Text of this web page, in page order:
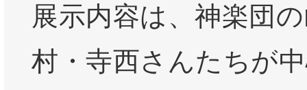
展示内容は、神楽団
村・寺西さんたちが